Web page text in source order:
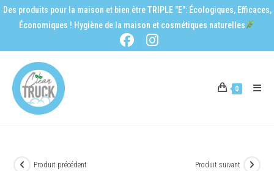
Des produits pour la maison et bien être TRIPLE "E": Écologiques, Efficaces,
Économiques ! Hygiène de la maison et cosmétiques naturelles
0
Produit précédent Produit suivant